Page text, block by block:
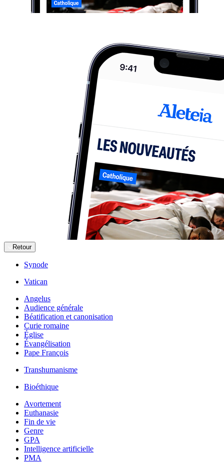
Retour
Synode
Vatican
Angelus
Audience générale
Béatification et canonisation
Curie romaine
Église
Évangélisation
Pape François
Transhumanisme
Bioéthique
Avortement
Euthanasie
Fin de vie
Genre
GPA
Intelligence artificielle
PMA